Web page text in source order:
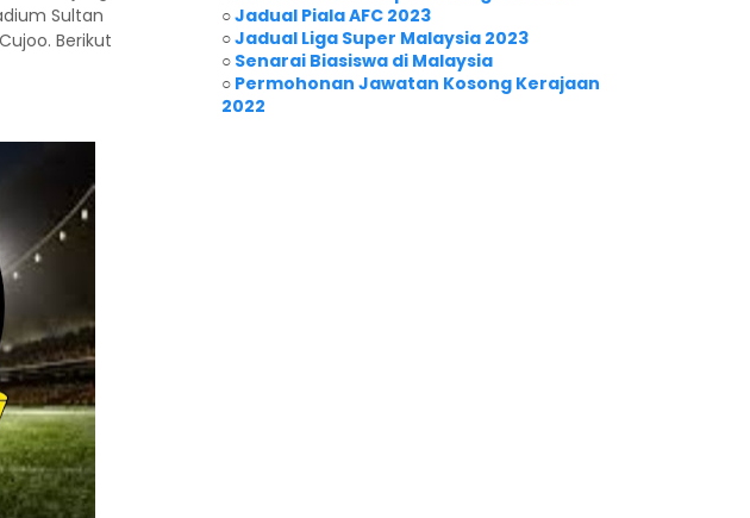
Sultan
Berikut
○Jadual Piala AFC 2023
○Jadual Liga Super Malaysia 2023
○ Senarai Biasiswa di Malaysia
○ Permohonan Jawatan Kosong Kerajaan
2022